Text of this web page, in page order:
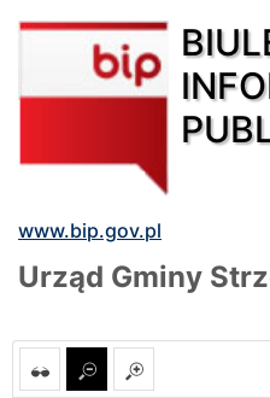
www.bip.gov.pl
Urząd Gminy